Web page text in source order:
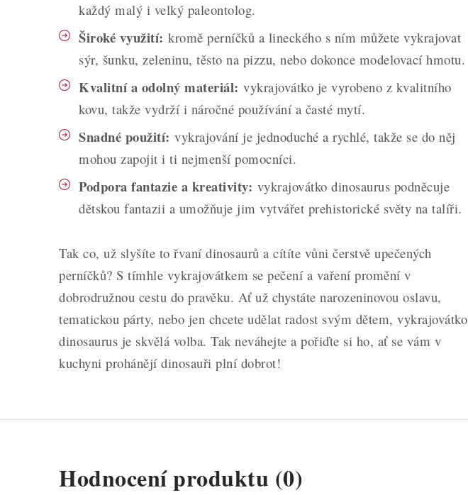
každý malý i velký paleontolog.
Široké využití: kromě perníčků a lineckého s ním můžete vykrajovat
sýr, šunku, zeleninu, těsto na pizzu, nebo dokonce modelovací hmotu.
Kvalitní a odolný materiál: vykrajovátko je vyrobeno z kvalitního
kovu, takže vydrží i náročné používání a časté mytí.
Snadné použití: vykrajování je jednoduché a rychlé, takže se do něj
mohou zapojit i ti nejmenší pomocníci.
Podpora fantazie a kreativity: vykrajovátko dinosaurus podněcuje
dětskou fantazii a umožňuje jim vytvářet prehistorické světy na talíři.
Tak co, už slyšíte to řvaní dinosaurů a cítíte vůni čerstvě upečených
perníčků? S tímhle vykrajovátkem se pečení a vaření promění v
dobrodružnou cestu do pravěku. Ať už chystáte narozeninovou oslavu,
tematickou párty, nebo jen chcete udělat radost svým dětem, vykrajovátko
dinosaurus je skvělá volba. Tak neváhejte a pořiďte si ho, ať se vám v
kuchyni prohánějí dinosauři plní dobrot!
Hodnocení produktu (0)